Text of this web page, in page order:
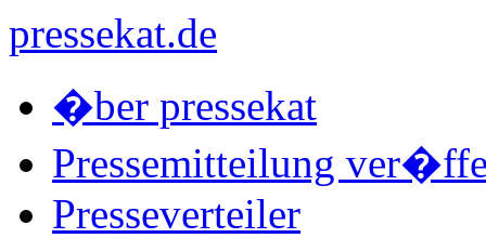
pressekat.de
�ber pressekat
Pressemitteilung
Presseverteiler